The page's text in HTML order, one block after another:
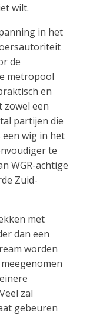
wilt.
in het
de
metropool
en
zowel een
partijen die
wig in het
te
WGR-achtige
Zuid-
met
dan een
worden
zal
gebeuren